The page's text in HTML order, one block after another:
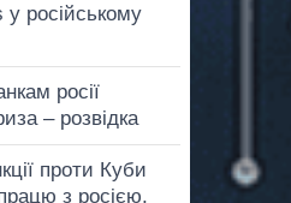
російському
росії
– розвідка
проти Куби
з росією,